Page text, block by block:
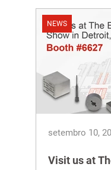
setembro 10,
Visit us at
NEWS